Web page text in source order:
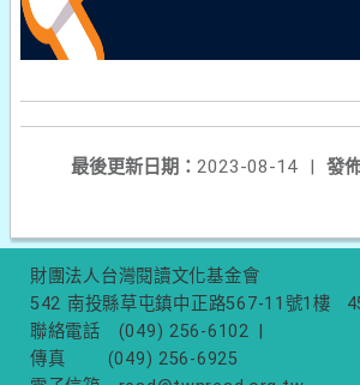
發
最後更新日期： 2023-08-14
|
財團法人台灣閱讀文化基金會
542 南投縣草屯鎮中正路567-11號1樓
聯絡電話
(049) 256-6102
傳真
(049) 256-6925